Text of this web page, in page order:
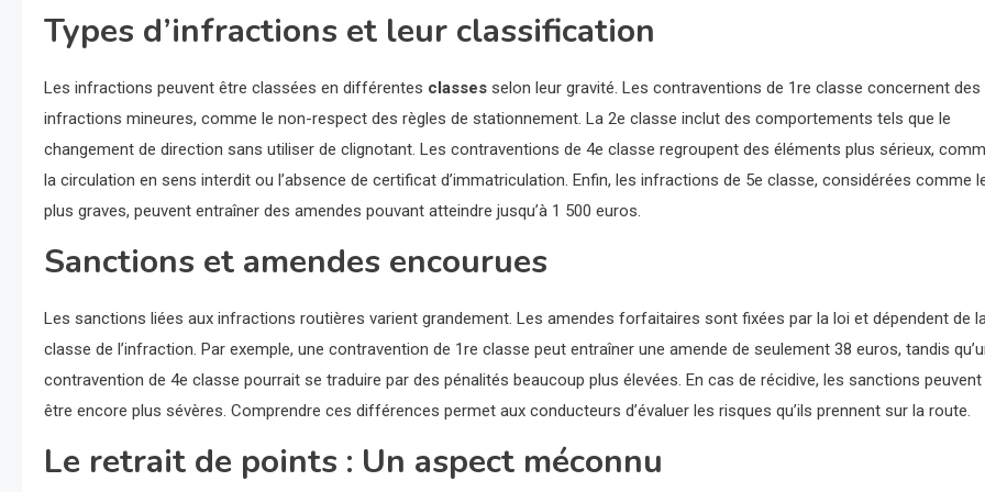
Types d’infractions et leur classification
Les infractions peuvent être classées en différentes classes selon leur gravité. Les contraventions de 1re classe concernent des
infractions mineures, comme le non-respect des règles de stationnement. La 2e classe inclut des comportements tels que le
changement de direction sans utiliser de clignotant. Les contraventions de 4e classe regroupent des éléments plus sérieux,
la circulation en sens interdit ou l’absence de certificat d’immatriculation. Enfin, les infractions de 5e classe, considérées comme
plus graves, peuvent entraîner des amendes pouvant atteindre jusqu’à 1 500 euros.
Sanctions et amendes encourues
Les sanctions liées aux infractions routières varient grandement. Les amendes forfaitaires sont fixées par la loi et dépendent de
classe de l’infraction. Par exemple, une contravention de 1re classe peut entraîner une amende de seulement 38 euros, tandis
contravention de 4e classe pourrait se traduire par des pénalités beaucoup plus élevées. En cas de récidive, les sanctions peuvent
être encore plus sévères. Comprendre ces différences permet aux conducteurs d’évaluer les risques qu’ils prennent sur la route.
Le retrait de points : Un aspect méconnu